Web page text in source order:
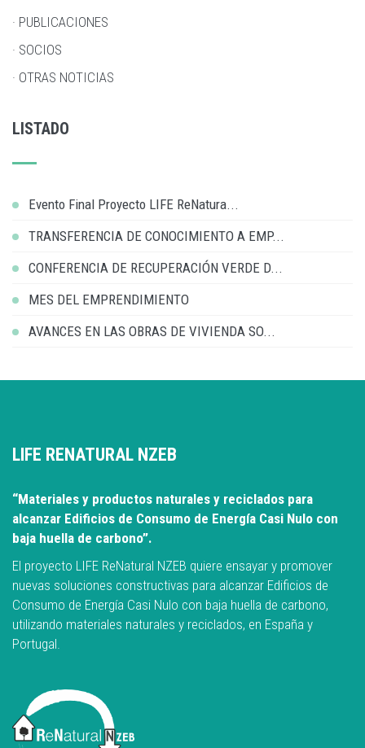
· PUBLICACIONES
· SOCIOS
· OTRAS NOTICIAS
LISTADO
Evento Final Proyecto LIFE ReNatura...
TRANSFERENCIA DE CONOCIMIENTO A EMP...
CONFERENCIA DE RECUPERACIÓN VERDE D...
MES DEL EMPRENDIMIENTO
AVANCES EN LAS OBRAS DE VIVIENDA SO...
LIFE RENATURAL NZEB
“Materiales y productos naturales y reciclados para
alcanzar Edificios de Consumo de Energía Casi Nulo con
baja huella de carbono”.
El proyecto LIFE ReNatural NZEB quiere ensayar y promover
nuevas soluciones constructivas para alcanzar Edificios de
Consumo de Energía Casi Nulo con baja huella de carbono,
utilizando materiales naturales y reciclados, en España y
Portugal.